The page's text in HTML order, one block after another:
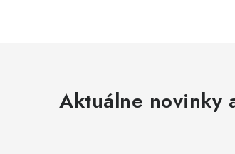
Aktuálne novinky